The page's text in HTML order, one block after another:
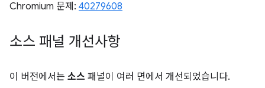
Chromium 문제: 40279608
소스 패널 개선사항
이 버전에서는 소스 패널이 여러 면에서 개선되었습니다.